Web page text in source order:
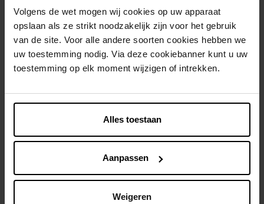
Volgens de wet mogen wij cookies op uw apparaat
opslaan als ze strikt noodzakelijk zijn voor het gebruik
van de site. Voor alle andere soorten cookies hebben we
uw toestemming nodig. Via deze cookiebanner kunt u uw
toestemming op elk moment wijzigen of intrekken.
Alles toestaan
Aanpassen
Weigeren
In winkelmandje
Gratis levering bij aankoop van min. 35€.
Gratis retour in je winkelpunt
Verzending binnen 24u